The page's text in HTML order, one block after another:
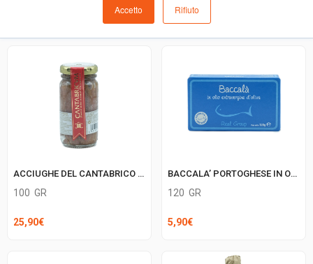
Accetto Rifiuto
ACCIUGHE DEL CANTABRICO CANTABRICUM
100 GR
25,90€
BACCALA’ PORTOGHESE IN OLIO REAL GROUP
120 GR
5,90€